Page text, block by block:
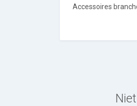
Accessoires